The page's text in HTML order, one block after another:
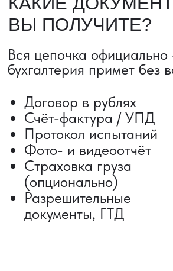
ВЫКУП ТОВАРОВ ИЗ КИТАЯ
Выкуп от 1 000 000 ₽
Сроки от 5 дней
Авиадоставка
Сборный груз
Мультимодальные перевозки
Железнодорожные перевозки
Автогрузоперевозки
Контейнерные перевозки
Негабаритные грузоперевозки
Доставка образцов
Получить консультацию